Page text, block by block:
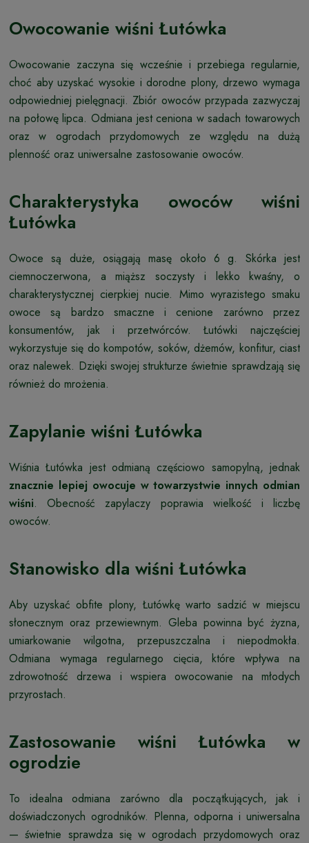
Owocowanie wiśni Łutówka
Owocowanie zaczyna się wcześnie i przebiega regularnie,
choć aby uzyskać wysokie i dorodne plony, drzewo wymaga
odpowiedniej pielęgnacji. Zbiór owoców przypada zazwyczaj
na połowę lipca. Odmiana jest ceniona w sadach towarowych
oraz w ogrodach przydomowych ze względu na dużą
plenność oraz uniwersalne zastosowanie owoców.
Charakterystyka owoców wiśni
Łutówka
Owoce są duże, osiągają masę około 6 g. Skórka jest
ciemnoczerwona, a miąższ soczysty i lekko kwaśny, o
charakterystycznej cierpkiej nucie. Mimo wyrazistego smaku
owoce są bardzo smaczne i cenione zarówno przez
konsumentów, jak i przetwórców. Łutówki najczęściej
wykorzystuje się do kompotów, soków, dżemów, konfitur, ciast
oraz nalewek. Dzięki swojej strukturze świetnie sprawdzają się
również do mrożenia.
Zapylanie wiśni Łutówka
Wiśnia Łutówka jest odmianą częściowo samopylną, jednak
znacznie lepiej owocuje w towarzystwie innych odmian
wiśni. Obecność zapylaczy poprawia wielkość i liczbę
owoców.
Stanowisko dla wiśni Łutówka
Aby uzyskać obfite plony, Łutówkę warto sadzić w miejscu
słonecznym oraz przewiewnym. Gleba powinna być żyzna,
umiarkowanie wilgotna, przepuszczalna i niepodmokła.
Odmiana wymaga regularnego cięcia, które wpływa na
zdrowotność drzewa i wspiera owocowanie na młodych
przyrostach.
Zastosowanie wiśni Łutówka w
ogrodzie
To idealna odmiana zarówno dla początkujących, jak i
doświadczonych ogrodników. Plenna, odporna i uniwersalna
— świetnie sprawdza się w ogrodach przydomowych oraz